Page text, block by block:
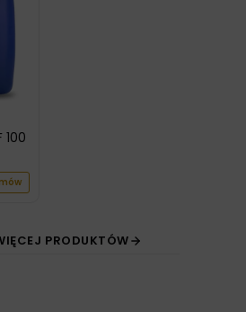
100
PRODUKTÓW